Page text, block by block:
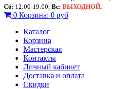
Сб: 12:00-19:00; Вс: ВЫХОДНОЙ.
0 Корзина: 0 руб
Каталог
Корзина
Мастерская
Контакты
Личный кабинет
Доставка и оплата
Скидки